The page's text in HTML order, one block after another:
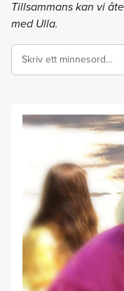
Tillsammans kan vi
med Ulla.
Skriv ett minnesord…